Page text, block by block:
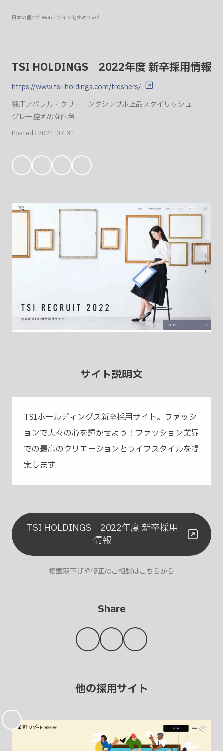
日本の優れたWebデザインを集めてみた
TSI HOLDINGS 2022年度 新卒採用情報
https://www.tsi-holdings.com/freshers/
採用アパレル・クリーニングシンプル上品スタイリッシュ
グレー控えめな配色
Posted : 2021-07-31
気
入
サイト説明文
TSIホールディングス新卒採用サイト。ファッシ
ョンで人々の心を輝かせよう！ファッション業界
での最高のクリエーションとライフスタイルを提
案します
TSI HOLDINGS 2022年度 新卒採用
情報
掲載取下げや修正のご相談はこちらから
Share
他の採用サイト
気
入